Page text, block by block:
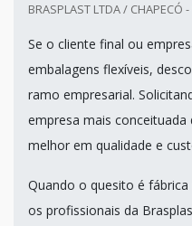
BRASPLAST LTDA / CHAPECÓ -
Se o cliente final ou
embalagens flexíveis,
ramo empresarial.
empresa mais
melhor em qualidade e
Quando o quesito é
os profissionais da